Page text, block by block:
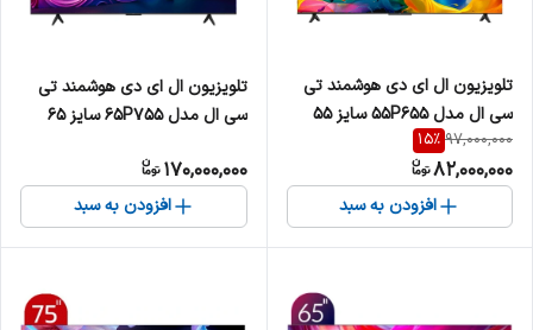
تلویزیون ال ای دی هوشمند تی
سی ال مدل 55P655 سایز 55
اینچ
97,000,000
15%
82,000,000
افزودن به سبد
تلویزیون ال ای دی هوشمند تی
سی ال مدل 65P755 سایز 65
170,000,000
افزودن به سبد